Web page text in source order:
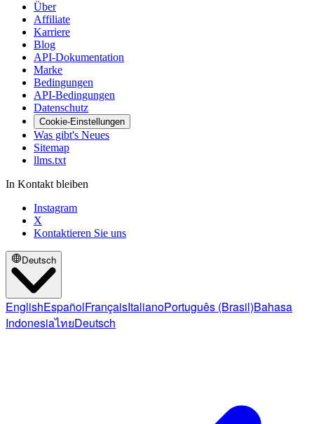
Über
Affiliate
Karriere
Blog
API-Dokumentation
Marke
Bedingungen
API-Bedingungen
Datenschutz
Cookie-Einstellungen
Was gibt's Neues
Sitemap
llms.txt
In Kontakt bleiben
Instagram
X
Kontaktieren Sie uns
Deutsch
EnglishEspañolFrançaisItalianoPortuguês (Brasil)Bahasa
IndonesiaไทยDeutsch